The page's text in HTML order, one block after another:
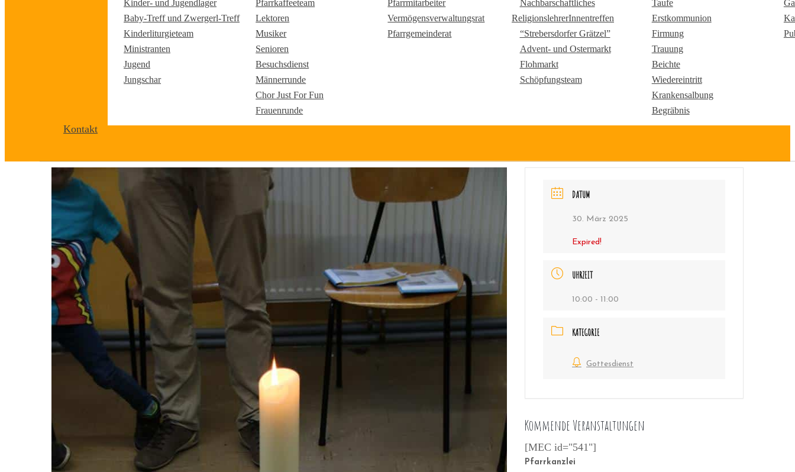
Kinder- und Jugendlager
Baby-Treff und Zwergerl-Treff
Kinderliturgieteam
Ministranten
Jugend
Jungschar
Pfarrkaffeeteam
Lektoren
Musiker
Senioren
Besuchsdienst
Männerrunde
Chor Just For Fun
Frauenrunde
Pfarrmitarbeiter
Vermögensverwaltungsrat
Pfarrgemeinderat
Nachbarschaftliches
ReligionslehrerInnentreffen
“Strebersdorfer Grätzel”
Advent- und Ostermarkt
Flohmarkt
Schöpfungsteam
Taufe
Erstkommunion
Firmung
Trauung
Beichte
Wiedereintritt
Krankensalbung
Begräbnis
Kontakt
DATUM
30. März 2025
Expired!
UHRZEIT
10:00 - 11:00
KATEGORIE
Gottesdienst
Kommende Veranstaltungen
[MEC id="541"]
Pfarrkanzlei